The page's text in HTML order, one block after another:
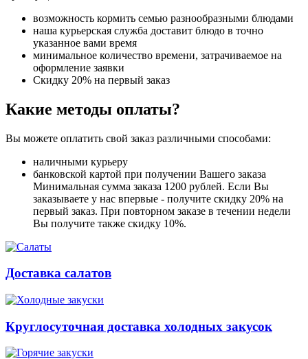
возможность кормить семью разнообразными блюдами
наша курьерская служба доставит блюдо в точно
указанное вами время
минимальное количество времени, затрачиваемое на
оформление заявки
Скидку 20% на первый заказ
Какие методы оплаты?
Вы можете оплатить свой заказ различными способами:
наличными курьеру
банковской картой при получении Вашего заказа
Минимальная сумма заказа 1200 рублей. Если Вы
заказываете у нас впервые - получите скидку 20% на
первый заказ. При повторном заказе в течении недели
Вы получите также скидку 10%.
Доставка салатов
Круглосуточная доставка холодных закусок